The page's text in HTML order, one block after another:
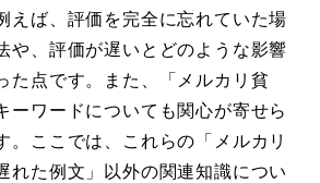
えば、評価を完全に忘れていた場
や、評価が遅いとどのような影響
た点です。また、「メルカリ貧
ーワードについても関心が寄せら
。ここでは、これらの「メルカリ
れた例文」以外の関連知識につい